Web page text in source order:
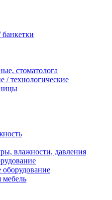
стоматолога
/ технологические
влажности, давления
оборудование
мебель